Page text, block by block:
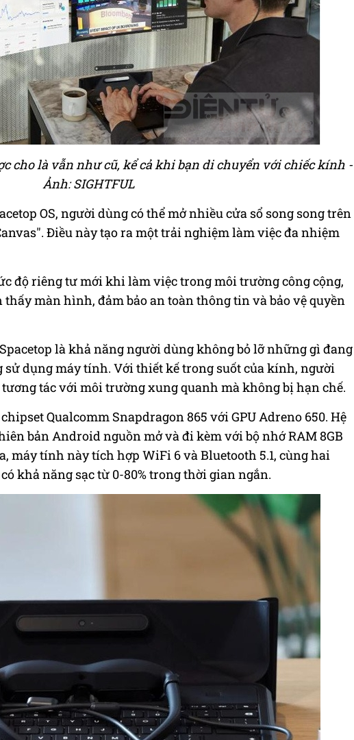
cho là vẫn như cũ, kể cả khi bạn di chuyển với chiếc kính -
Ảnh: SIGHTFUL
OS, người dùng có thể mở nhiều cửa sổ song song trên
Điều này tạo ra một trải nghiệm làm việc đa nhiệm
độ riêng tư mới khi làm việc trong môi trường công cộng,
màn hình, đảm bảo an toàn thông tin và bảo vệ quyền
là khả năng người dùng không bỏ lỡ những gì đang
dụng máy tính. Với thiết kế trong suốt của kính, người
tác với môi trường xung quanh mà không bị hạn chế.
Qualcomm Snapdragon 865 với GPU Adreno 650. Hệ
bản Android nguồn mở và đi kèm với bộ nhớ RAM 8GB
máy tính này tích hợp WiFi 6 và Bluetooth 5.1, cùng hai
khả năng sạc từ 0-80% trong thời gian ngắn.